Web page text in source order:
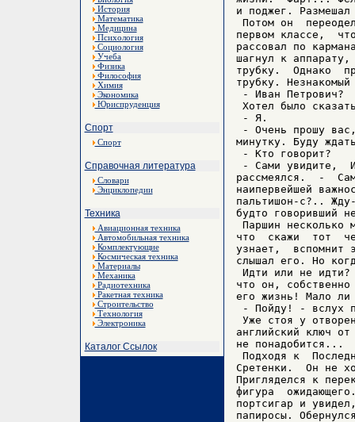
История
Математика
Медицина
Психология
Социология
Учеба
Физика
Философия
Химия
Экономика
Юриспруденция
Спорт
Спорт
Справочная литература
Словари
Энциклопедии
Техника
Авиационная техника
Автомобильная техника
Комплектующие
Космическая техника
Материалы
Механика
Радиотехника
Ракетная техника
Строительство
Технология
Электроника
Каталог Ссылок
и поджег.
Потом он
первом классе,
рассовал по
шагнул к
трубку.  Однако
трубку.
- Иван Петрович?
Хотел было
- Я.
- Очень прошу
минутку. Буду
- Кто говорит?
- Сами увидите,
рассмеялся.  -
наипервейшей
пальтишон-с?..
будто говоривший
Паршин несколько
что  скажи  тот
узнает,  вспомнит
слышал его. Но
Идти или не
что он,
его жизнь! Мало
- Пойду! - вслух
Уже стоя у
английский ключ
не понадобится...
Подходя к
Сретенки.  Он не
Пригляделся к
фигура
портсигар и
папиросы.